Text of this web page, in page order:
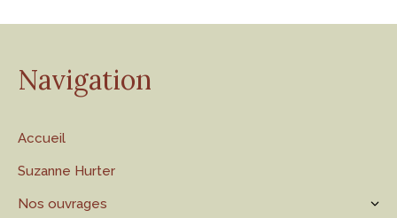
Navigation
Accueil
Suzanne Hurter
Nos ouvrages